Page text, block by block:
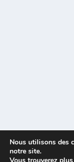
Nous utilisons des
notre site.